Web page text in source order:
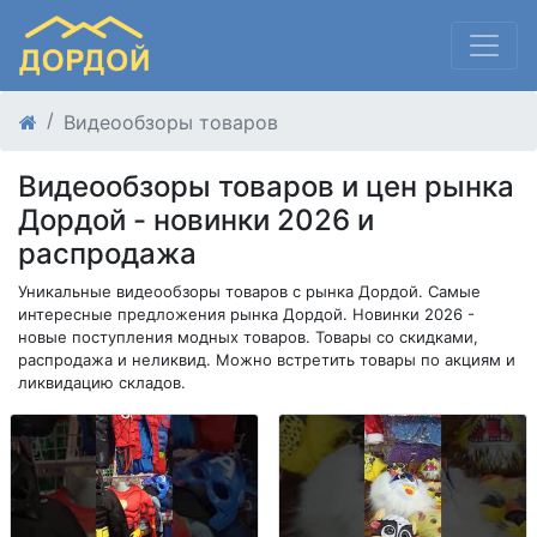
Видеообзоры товаров
Видеообзоры товаров и цен рынка
Дордой - новинки 2026 и
распродажа
Уникальные видеообзоры товаров с рынка Дордой. Самые
интересные предложения рынка Дордой. Новинки 2026 -
новые поступления модных товаров. Товары со скидками,
распродажа и неликвид. Можно встретить товары по акциям и
ликвидацию складов.